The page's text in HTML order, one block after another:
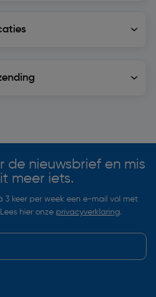
de nieuwsbrief en mis
meer iets.
3 keer per week een e-mail vol met
hier onze privacyverklaring.